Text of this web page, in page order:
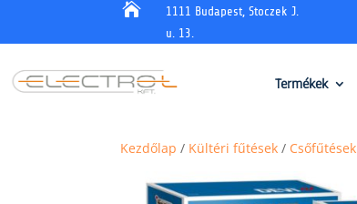

1111 Budapest, Stoczek J.
u. 13.
Termékek
Kezdőlap / Kültéri fűtések / Csőfűtések